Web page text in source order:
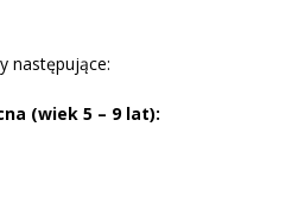
następujące:
(wiek 5 – 9 lat):